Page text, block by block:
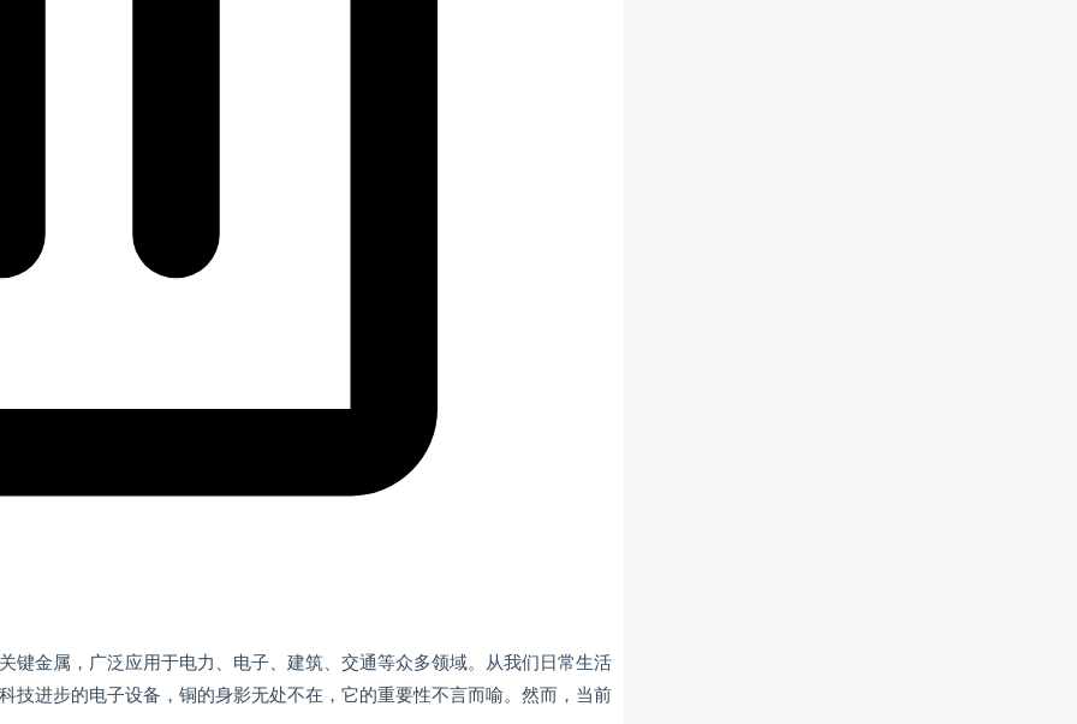
键金属，广泛应用于电力、电子、建筑、交通等众多领域。从我们日常生活
技进步的电子设备，铜的身影无处不在，它的重要性不言而喻。然而，当前